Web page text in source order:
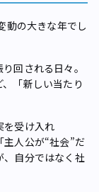
動の大きな年でし
回される日々。
「新しい当たり
を受け入れ
人公が“社会”だ
、自分ではなく社